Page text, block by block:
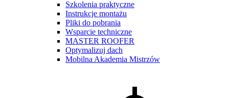
Szkolenia praktyczne
Instrukcje montażu
Pliki do pobrania
Wsparcie techniczne
MASTER ROOFER
Optymalizuj dach
Mobilna Akademia Mistrzów